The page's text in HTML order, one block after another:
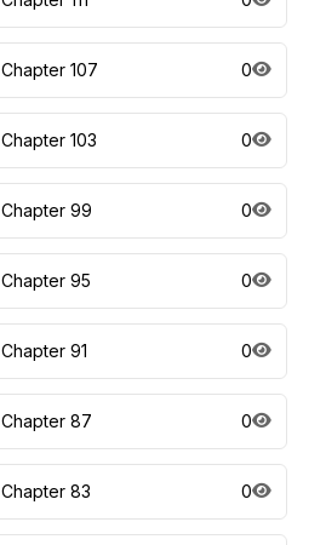
Chapter 107 0
Chapter 103 0
Chapter 99 0
Chapter 95 0
Chapter 91 0
Chapter 87 0
Chapter 83 0